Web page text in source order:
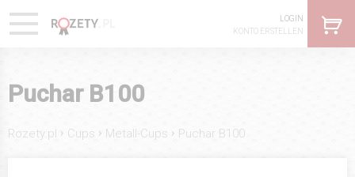
LOGIN
KONTO ERSTELLEN
Puchar B100
Rozety.pl › Cups › Metall-Cups › Puchar B100